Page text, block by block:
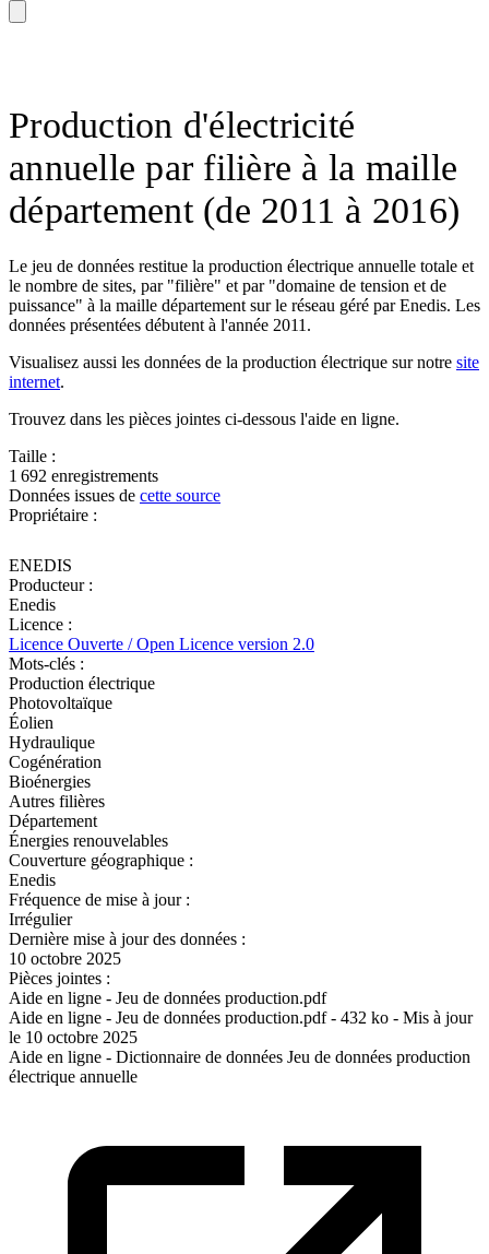
Production d'électricité
annuelle par filière à la maille
département (de 2011 à 2016)
Le jeu de données restitue la production électrique annuelle totale et
le nombre de sites, par "filière" et par "domaine de tension et de
puissance" à la maille département sur le réseau géré par Enedis. Les
données présentées débutent à l'année 2011.
Visualisez aussi les données de la production électrique sur notre site
internet.
Trouvez dans les pièces jointes ci-dessous l'aide en ligne.
Taille :
1 692 enregistrements
Données issues de cette source
Propriétaire :
ENEDIS
Producteur :
Enedis
Licence :
Licence Ouverte / Open Licence version 2.0
Mots-clés :
Production électrique
Photovoltaïque
Éolien
Hydraulique
Cogénération
Bioénergies
Autres filières
Département
Énergies renouvelables
Couverture géographique :
Enedis
Fréquence de mise à jour :
Irrégulier
Dernière mise à jour des données :
10 octobre 2025
Pièces jointes :
Aide en ligne - Jeu de données production.pdf
Aide en ligne - Jeu de données production.pdf - 432 ko - Mis à jour
le 10 octobre 2025
Aide en ligne - Dictionnaire de données Jeu de données production
électrique annuelle